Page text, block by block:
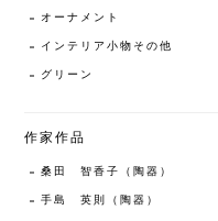
オーナメント
インテリア小物その他
グリーン
作家作品
桑田 智香子（陶器）
手島 英則（陶器）